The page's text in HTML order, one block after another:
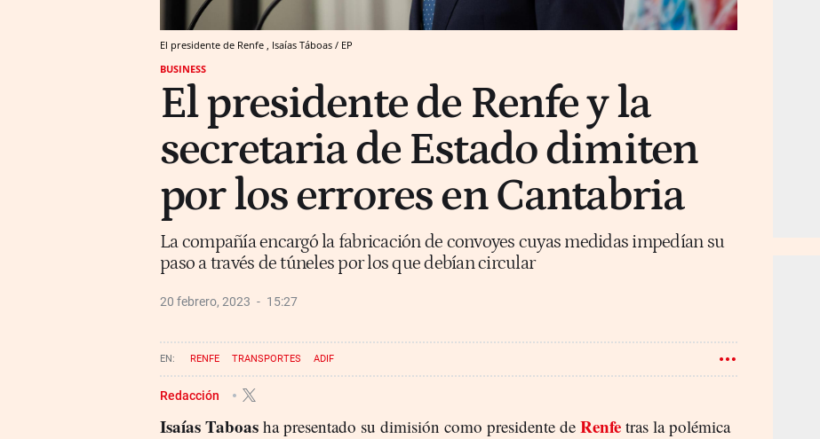
El presidente de Renfe , Isaías Táboas / EP
BUSINESS
El presidente de Renfe y la
secretaria de Estado dimiten
por los errores en Cantabria
La compañía encargó la fabricación de convoyes cuyas medidas impedían su
paso a través de túneles por los que debían circular
20 febrero, 2023 15:27
RENFE TRANSPORTES ADIF
Redacción
Isaías Taboas ha presentado su dimisión como presidente de Renfe tras la polémica